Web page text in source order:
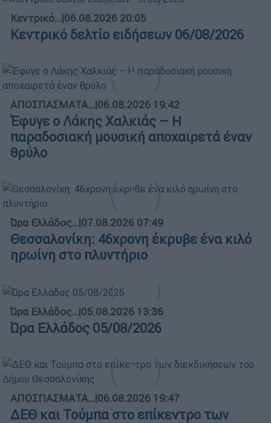
Κεντρικό...|06.08.2026 20:05
Κεντρικό δελτίο ειδήσεων 06/08/2026
ΑΠΟΣΠΑΣΜΑΤΑ...|06.08.2026 19:42
Έφυγε ο Λάκης Χαλκιάς – Η
παραδοσιακή μουσική αποχαιρετά έναν
θρύλο
Ώρα Ελλάδος...|07.08.2026 07:49
Θεσσαλονίκη: 46χρονη έκρυβε ένα κιλό
ηρωίνη στο πλυντήριο
Ώρα Ελλάδος...|05.08.2026 13:36
Ώρα Ελλάδος 05/08/2026
ΑΠΟΣΠΑΣΜΑΤΑ...|06.08.2026 19:47
ΔΕΘ και Τούμπα στο επίκεντρο των